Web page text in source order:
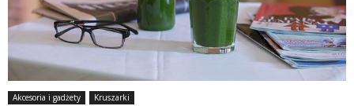
Akcesoria i gadżety Kruszarki